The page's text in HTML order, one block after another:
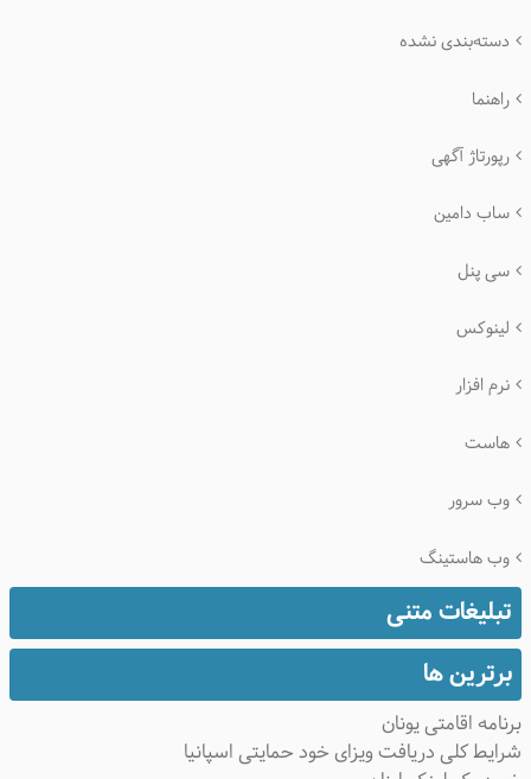
دسته‌بندی نشده
راهنما
رپورتاژ آگهی
ساب دامین
سی پنل
لینوکس
نرم افزار
هاست
وب سرور
وب هاستینگ
تبلیغات متنی
برترین ها
برنامه اقامتی یونان
شرایط کلی دریافت ویزای خود حمایتی اسپانیا